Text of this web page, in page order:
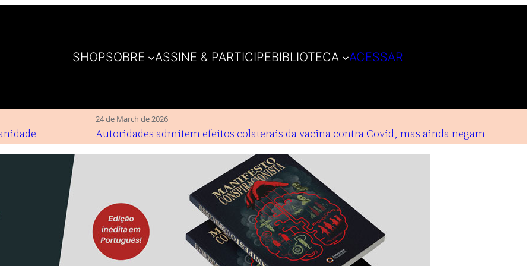
SHOPSOBRE ASSINE & PARTICIPEBIBLIOTECA ACESSAR
24 de March de 2026
Autoridades admitem efeitos colaterais da vacina contra Covid, mas ainda negam